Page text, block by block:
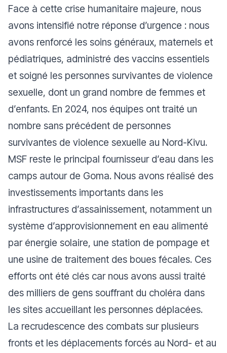
Face à cette crise humanitaire majeure, nous
avons intensifié notre réponse d’urgence : nous
avons renforcé les soins généraux, maternels et
pédiatriques, administré des vaccins essentiels
et soigné les personnes survivantes de violence
sexuelle, dont un grand nombre de femmes et
d’enfants. En 2024, nos équipes ont traité un
nombre sans précédent de personnes
survivantes de violence sexuelle au Nord-Kivu.
MSF reste le principal fournisseur d’eau dans les
camps autour de Goma. Nous avons réalisé des
investissements importants dans les
infrastructures d’assainissement, notamment un
système d’approvisionnement en eau alimenté
par énergie solaire, une station de pompage et
une usine de traitement des boues fécales. Ces
efforts ont été clés car nous avons aussi traité
des milliers de gens souffrant du choléra dans
les sites accueillant les personnes déplacées.
La recrudescence des combats sur plusieurs
fronts et les déplacements forcés au Nord- et au